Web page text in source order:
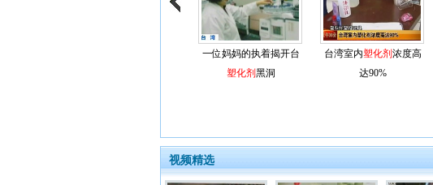
一位妈妈的执着揭开台
塑化剂 黑洞
台湾室内塑化剂 浓度高
达90%
视频精选